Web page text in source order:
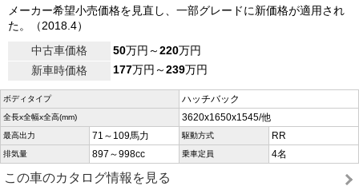
メーカー希望小売価格を見直し、一部グレードに新価格が適用され
た。（2018.4）
中古車価格
50万円～220万円
新車時価格
177万円～239万円
ボディタイプ ハッチバック
全長x全幅x全高(mm) 3620x1650x1545/他
最高出力 71～109馬力 駆動方式 RR
排気量 897～998cc 乗車定員 4名
この車のカタログ情報を見る